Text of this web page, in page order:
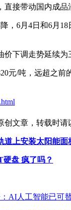
接带动国内成
，6月4日和6月
下调走势延续
元/吨，远超之
文章，转载时请
道上安装太阳能面
硬盘 疯了吗？